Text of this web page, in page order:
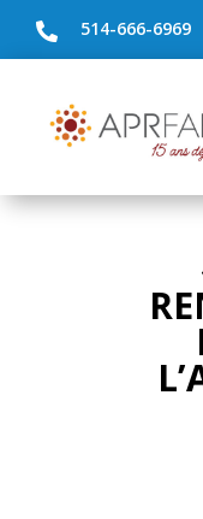
 514-666-6969